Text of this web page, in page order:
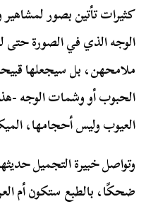
كثيرات تأتين بصور
الوجه الذي في الصورة حتى
ملامحهن، بل سيجعلها
الحبوب أو وشمات الوجه -
العيوب وليس أحجامها،
وتواصل خبيرة التجميل
ضحكًا، بالطبع ستكون أم